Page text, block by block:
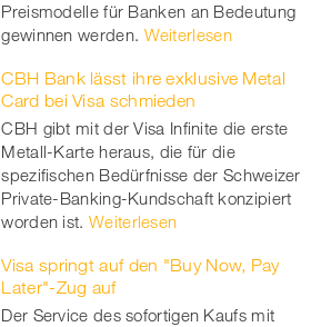
er
Preismodelle für Banken an Bedeutung
gewinnen werden. Weiterlesen
CBH Bank lässt ihre exklusive Metal
Card bei Visa schmieden
CBH gibt mit der Visa Infinite die erste
Metall-Karte heraus, die für die
spezifischen Bedürfnisse der Schweizer
Private-Banking-Kundschaft konzipiert
worden ist. Weiterlesen
Visa springt auf den "Buy Now, Pay
Later"-Zug auf
Der Service des sofortigen Kaufs mit